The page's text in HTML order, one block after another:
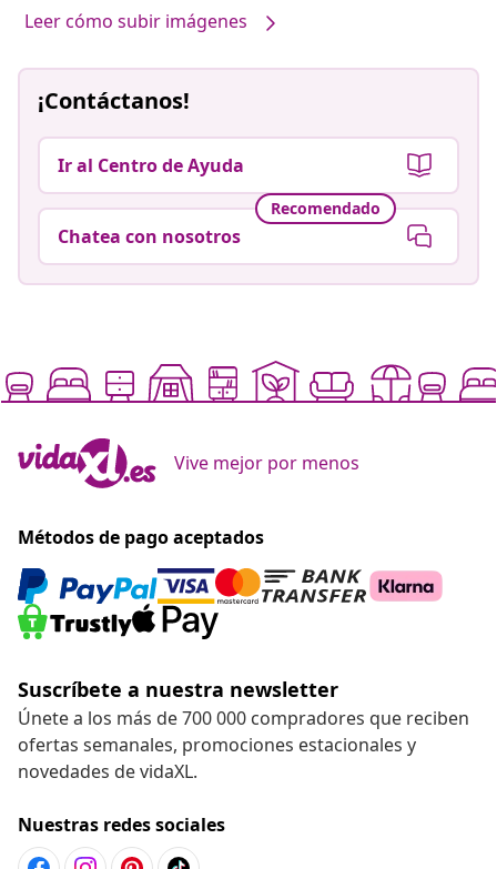
Leer cómo subir imágenes
¡Contáctanos!
Ir al Centro de Ayuda
Recomendado
Chatea con nosotros
Vive mejor por menos
Métodos de pago aceptados
Suscríbete a nuestra newsletter
Únete a los más de 700 000 compradores que reciben
ofertas semanales, promociones estacionales y
novedades de vidaXL.
Nuestras redes sociales